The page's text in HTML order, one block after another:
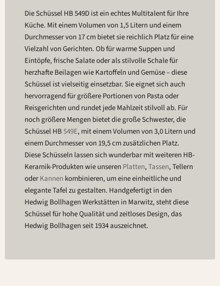
Die Schüssel HB 549D ist ein echtes Multitalent für Ihre
Küche. Mit einem Volumen von 1,5 Litern und einem
Durchmesser von 17 cm bietet sie reichlich Platz für eine
Vielzahl von Gerichten. Ob für warme Suppen und
Eintöpfe, frische Salate oder als stilvolle Schale für
herzhafte Beilagen wie Kartoffeln und Gemüse – diese
Schüssel ist vielseitig einsetzbar. Sie eignet sich auch
hervorragend für größere Portionen von Pasta oder
Reisgerichten und rundet jede Mahlzeit stilvoll ab. Für
noch größere Mengen bietet die große Schwester, die
Schüssel HB549E, mit einem Volumen von 3,0 Litern und
einem Durchmesser von 19,5 cm zusätzlichen Platz.
Diese Schüsseln lassen sich wunderbar mit weiteren HB-
Keramik-Produkten wie unseren Platten,Tassen, Tellern
oderKannen kombinieren, um eine einheitliche und
elegante Tafel zu gestalten. Handgefertigt in den
Hedwig Bollhagen Werkstätten in Marwitz, steht diese
Schüssel für hohe Qualität und zeitloses Design, das
Hedwig Bollhagen seit 1934 auszeichnet.